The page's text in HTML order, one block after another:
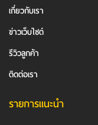
เกี่ยวกับเรา
ข่าวเว็บไซต์
รีวิวลูกค้า
ติดต่อเรา
รายการแนะนำ